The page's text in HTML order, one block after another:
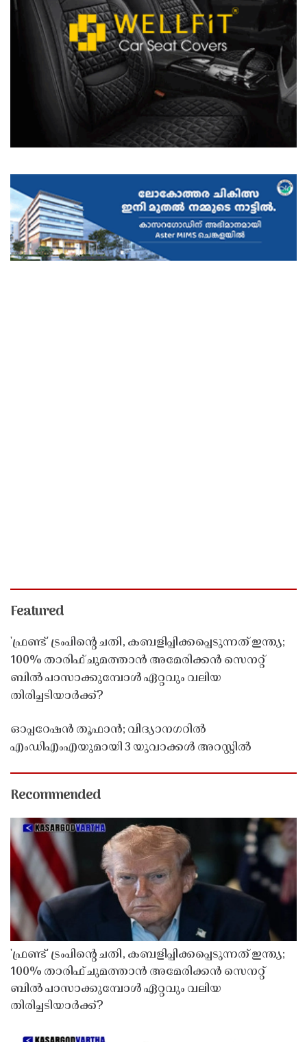
Featured
'ഫ്രണ്ട്' ട്രംപിന്റെ ചതി, കബളിപ്പിക്കപ്പെടുന്നത് ഇന്ത്യ;
100% താരിഫ് ചുമത്താൻ അമേരിക്കൻ സെനറ്റ്
ബിൽ പാസാക്കുമ്പോൾ ഏറ്റവും വലിയ
തിരിച്ചടിയാർക്ക്?
ഓപ്പറേഷൻ തൂഫാൻ; വിദ്യാനഗറിൽ
എംഡിഎംഎയുമായി 3 യുവാക്കൾ അറസ്റ്റിൽ
Recommended
'ഫ്രണ്ട്' ട്രംപിന്റെ ചതി, കബളിപ്പിക്കപ്പെടുന്നത് ഇന്ത്യ;
100% താരിഫ് ചുമത്താൻ അമേരിക്കൻ സെനറ്റ്
ബിൽ പാസാക്കുമ്പോൾ ഏറ്റവും വലിയ
തിരിച്ചടിയാർക്ക്?